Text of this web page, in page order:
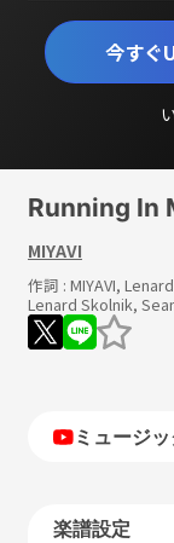
今すぐ
Running In
MIYAVI
作詞 : MIYAVI,
Lenard Skolnik,
ミュージ
楽譜設定